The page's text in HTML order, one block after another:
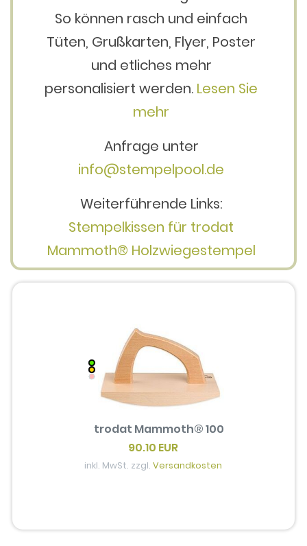
So können rasch und einfach
Tüten, Grußkarten, Flyer, Poster
und etliches mehr
personalisiert werden. Lesen Sie
mehr
Anfrage unter
info@stempelpool.de
Weiterführende Links:
Stempelkissen für trodat
Mammoth® Holzwiegestempel
trodat Mammoth® 100
90.10 EUR
inkl. MwSt. zzgl.Versandkosten